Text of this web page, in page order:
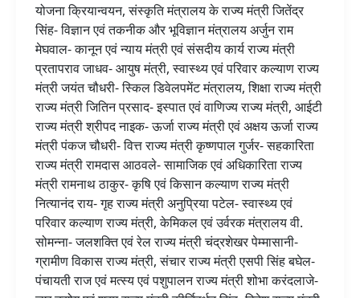
योजना क्रियान्वयन, संस्कृति मंत्रालय के राज्य मंत्री जितेंद्र
सिंह- विज्ञान एवं तकनीक और भूविज्ञान मंत्रालय अर्जुन राम
मेघवाल- कानून एवं न्याय मंत्री एवं संसदीय कार्य राज्य मंत्री
प्रतापराव जाधव- आयुष मंत्री, स्वास्थ्य एवं परिवार कल्याण राज्य
मंत्री जयंत चौधरी- स्किल डिवेलपमेंट मंत्रालय, शिक्षा राज्य मंत्री
राज्य मंत्री जितिन प्रसाद- इस्पात एवं वाणिज्य राज्य मंत्री, आईटी
राज्य मंत्री श्रीपद नाइक- ऊर्जा राज्य मंत्री एवं अक्षय ऊर्जा राज्य
मंत्री पंकज चौधरी- वित्त राज्य मंत्री कृष्णपाल गुर्जर- सहकारिता
राज्य मंत्री रामदास आठवले- सामाजिक एवं अधिकारिता राज्य
मंत्री रामनाथ ठाकुर- कृषि एवं किसान कल्याण राज्य मंत्री
नित्यानंद राय- गृह राज्य मंत्री अनुप्रिया पटेल- स्वास्थ्य एवं
परिवार कल्याण राज्य मंत्री, केमिकल एवं उर्वरक मंत्रालय वी.
सोमन्ना- जलशक्ति एवं रेल राज्य मंत्री चंद्रशेखर पेम्मासानी-
ग्रामीण विकास राज्य मंत्री, संचार राज्य मंत्री एसपी सिंह बघेल-
पंचायती राज एवं मत्स्य एवं पशुपालन राज्य मंत्री शोभा करंदलाजे-